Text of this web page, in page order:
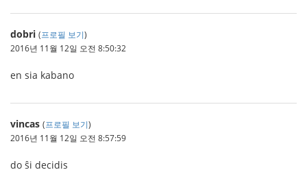
dobri (프로필 보기)
2016년 11월 12일 오전 8:50:32
en sia kabano
vincas (프로필 보기)
2016년 11월 12일 오전 8:57:59
do ŝi decidis